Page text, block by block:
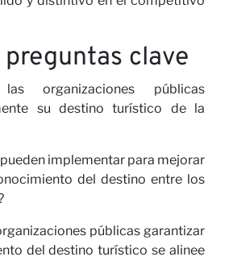
clave
organizaciones públicas
su destino turístico de la
implementar para mejorar
del destino entre los
públicas garantizar
del destino turístico se alinee